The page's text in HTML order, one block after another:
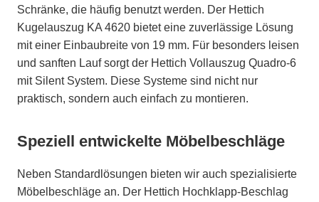
Schränke, die häufig benutzt werden. Der Hettich
Kugelauszug KA 4620 bietet eine zuverlässige Lösung
mit einer Einbaubreite von 19 mm. Für besonders leisen
und sanften Lauf sorgt der Hettich Vollauszug Quadro-6
mit Silent System. Diese Systeme sind nicht nur
praktisch, sondern auch einfach zu montieren.
Speziell entwickelte Möbelbeschläge
Neben Standardlösungen bieten wir auch spezialisierte
Möbelbeschläge an. Der Hettich Hochklapp-Beschlag